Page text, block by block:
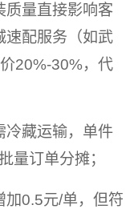
质量直接影响客
速配服务（如武
20%-30%，代
冷藏运输，单件
量订单分摊；
加0.5元/单，但符